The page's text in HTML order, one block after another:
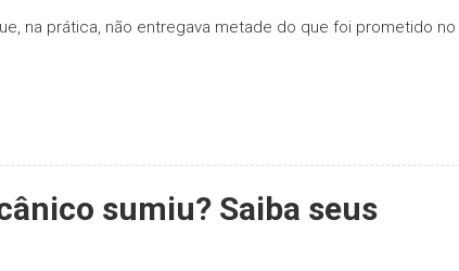
na prática, não entregava metade do que foi prometido no
sumiu? Saiba seus